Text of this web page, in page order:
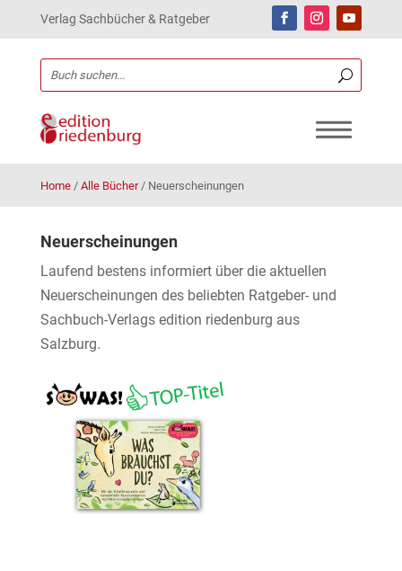
Verlag Sachbücher & Ratgeber
Home/ Alle Bücher/ Neuerscheinungen
Neuerscheinungen
Laufend bestens informiert über die aktuellen
Neuerscheinungen des beliebten Ratgeber- und
Sachbuch-Verlags edition riedenburg aus
Salzburg.